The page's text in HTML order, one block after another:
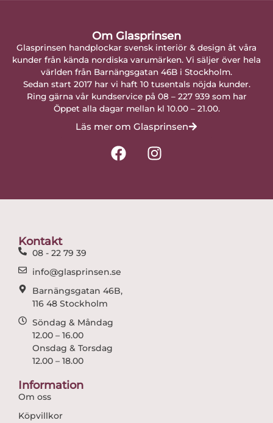
Om Glasprinsen
Glasprinsen handplockar svensk interiör & design åt våra
kunder från kända nordiska varumärken. Vi säljer över hela
världen från Barnängsgatan 46B i Stockholm.
Sedan start 2017 har vi haft 10 tusentals nöjda kunder.
Ring gärna vår kundservice på 08 – 227 939 som har
Öppet alla dagar mellan kl 10.00 – 21.00.
Läs mer om Glasprinsen
F
a
I
n
Kontakt
08 - 22 79 39
info@glasprinsen.se
Barnängsgatan 46B,
116 48 Stockholm
Söndag & Måndag
12.00 – 16.00
Onsdag & Torsdag
12.00 – 18.00
Information
Om oss
Köpvillkor